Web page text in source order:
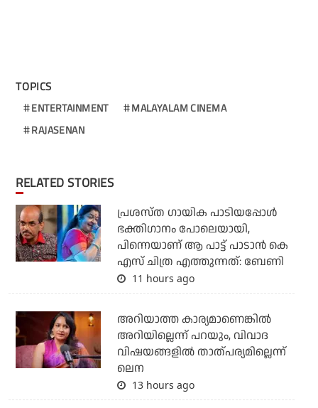
TOPICS
ENTERTAINMENT
MALAYALAM CINEMA
RAJASENAN
RELATED STORIES
പ്രശസ്ത ഗായിക പാടിയപ്പോൾ
ഭക്തിഗാനം പോലെയായി,
പിന്നെയാണ് ആ പാട്ട് പാടാൻ കെ
എസ് ചിത്ര എത്തുന്നത്: ബേണി
11 hours ago
അറിയാത്ത കാര്യമാണെങ്കിൽ
അറിയില്ലെന്ന് പറയും, വിവാദ
വിഷയങ്ങളിൽ താത്പര്യമില്ലെന്ന്
ലെന
13 hours ago